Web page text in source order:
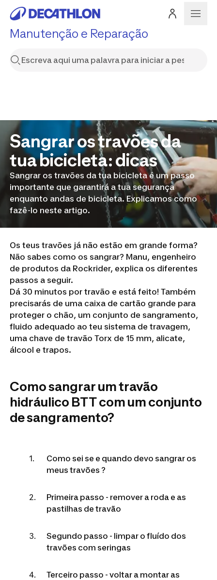
Manutenção e Reparação
Sangrar os travões da
tua bicicleta: dicas
Sangrar os travões da tua bicicleta é um passo
importante que garantirá a tua segurança
enquanto andas de bicicleta. Explicamos como
fazê-lo neste artigo.
Os teus travões já não estão em grande forma?
Não sabes como os sangrar? Manu, engenheiro
de produtos da Rockrider, explica os diferentes
passos a seguir.
Dá 30 minutos por travão e está feito! Também
precisarás de uma caixa de cartão grande para
proteger o chão, um conjunto de sangramento,
fluido adequado ao teu sistema de travagem,
uma chave de travão Torx de 15 mm, alicate,
álcool e trapos.
Como sangrar um travão
hidráulico BTT com um conjunto
de sangramento?
Como sei se e quando devo sangrar os
meus travões ?
Primeira passo - remover a roda e as
pastilhas de travão
Segundo passo - limpar o fluído dos
travões com seringas
Terceiro passo - voltar a montar as